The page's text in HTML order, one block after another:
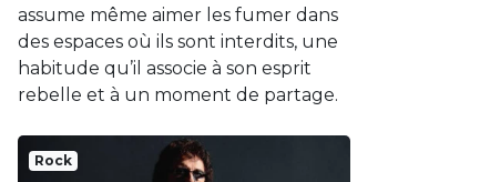
assume même aimer les fumer dans
des espaces où ils sont interdits, une
habitude qu’il associe à son esprit
rebelle et à un moment de partage.
Rock